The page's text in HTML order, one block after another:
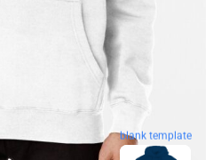
blank template